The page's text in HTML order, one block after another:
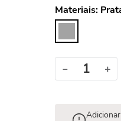
Materiais:
＋
－